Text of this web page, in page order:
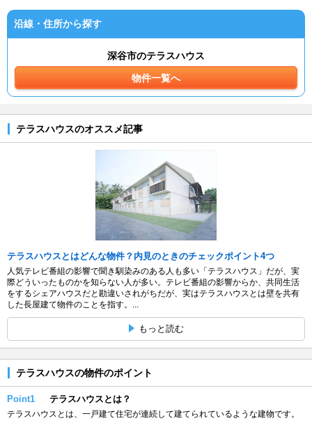
沿線・住所から探す
深谷市のテラスハウス
物件一覧へ
テラスハウスのオススメ記事
テラスハウスとはどんな物件？内見のときのチェックポイント4つ
人気テレビ番組の影響で聞き馴染みのある人も多い「テラスハウス」だが、実
際どういったものかを知らない人が多い。テレビ番組の影響からか、共同生活
をするシェアハウスだと勘違いされがちだが、実はテラスハウスとは壁を共有
した長屋建て物件のことを指す。...
もっと読む
テラスハウスの物件のポイント
Point1 テラスハウスとは？
テラスハウスとは、一戸建て住宅が連続して建てられているような建物です。